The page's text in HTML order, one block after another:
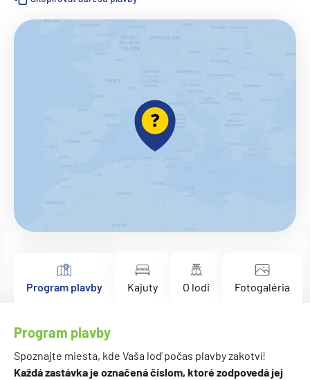
Program plavby Kajuty O lodi Fotogaléria
Program plavby
Spoznajte miesta, kde Vaša loď počas plavby zakotví!
Každá zastávka je označená číslom, ktoré zodpovedá jej